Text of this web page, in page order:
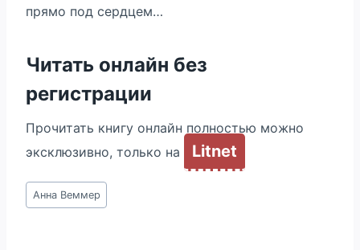
прямо под сердцем…
Читать онлайн без
регистрации
Прочитать книгу онлайн полностью можно
эксклюзивно, только на
Litnet
Метки
записи:
Анна Веммер